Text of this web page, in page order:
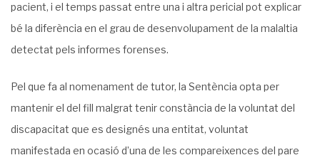
pacient, i el temps passat entre una i altra pericial pot explicar
bé la diferència en el grau de desenvolupament de la malaltia
detectat pels informes forenses.
Pel que fa al nomenament de tutor, la Sentència opta per
mantenir el del fill malgrat tenir constància de la voluntat del
discapacitat que es designés una entitat, voluntat
manifestada en ocasió d’una de les compareixences del pare